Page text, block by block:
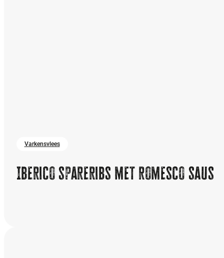
Varkensvlees
Iberico spareribs met romesco saus